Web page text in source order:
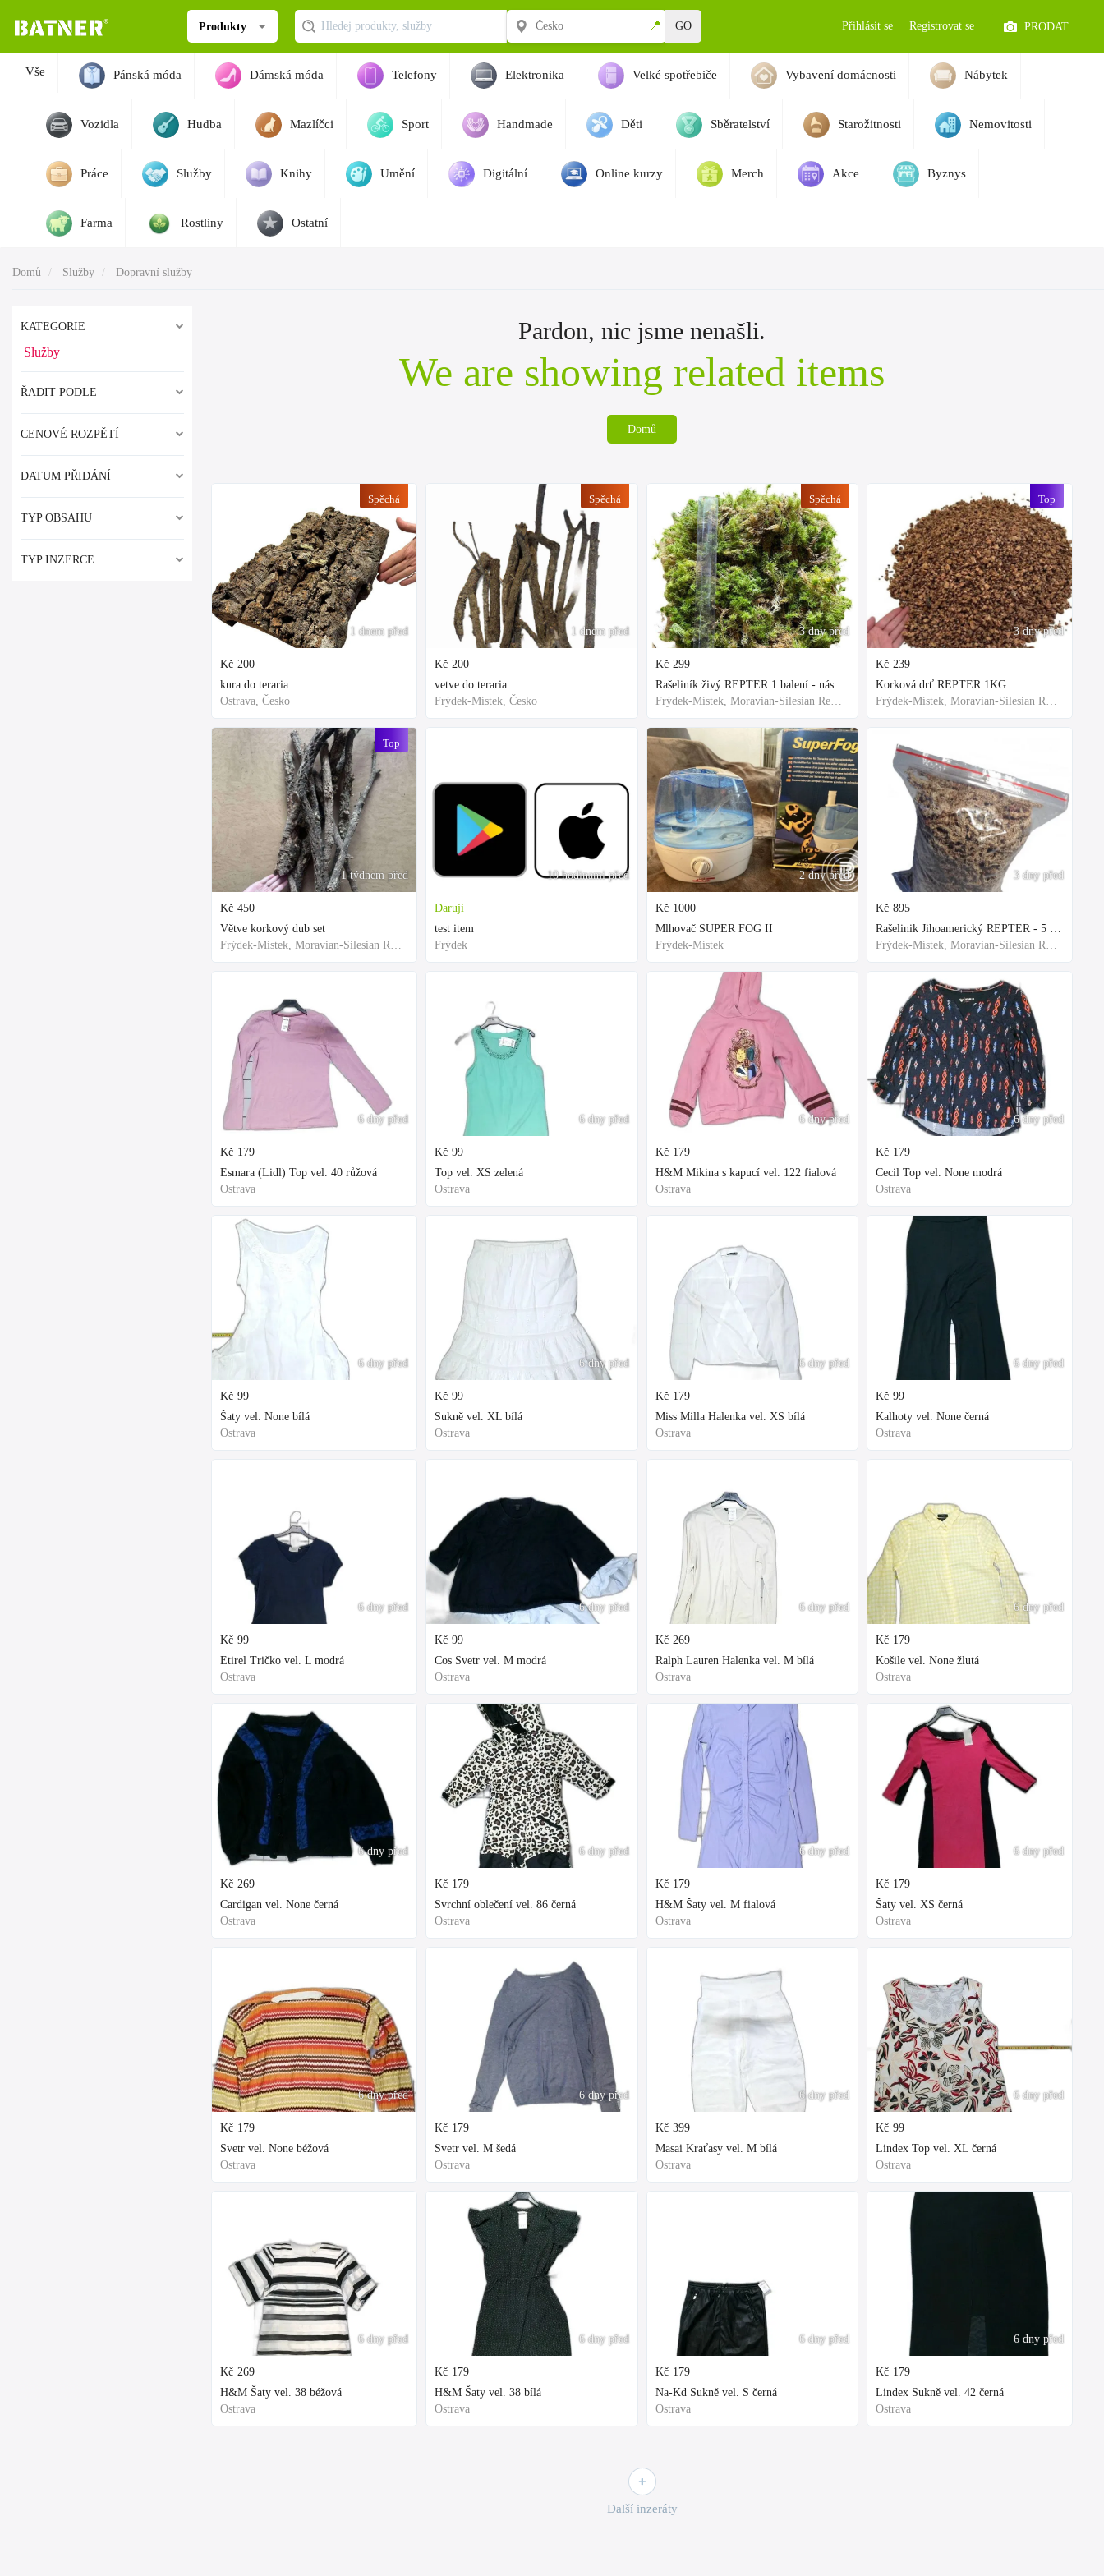
Produkty 📍 GO Přihlásit se Registrovat se PRODAT
Vše Pánská móda Dámská móda Telefony Elektronika Velké spotřebiče Vybavení domácnosti Nábytek
Vozidla Hudba Mazlíčci Sport Handmade Děti Sběratelství Starožitnosti Nemovitosti
Práce Služby Knihy Umění Digitální Online kurzy Merch Akce Byznys
Farma Rostliny Ostatní
Domů Služby Dopravní služby
KATEGORIE
Služby
ŘADIT PODLE
CENOVÉ ROZPĚTÍ
DATUM PŘIDÁNÍ
TYP OBSAHU
TYP INZERCE
Pardon, nic jsme nenašli.
We are showing related items
Domů
1 dnem před
Spěchá
Kč 200
kura do teraria
Ostrava, Česko
1 týdnem před
Top
Kč 450
Větve korkový dub set
Frýdek-Místek, Moravian-Silesian Region,Others
6 dny před
Kč 179
Esmara (Lidl) Top vel. 40 růžová
Ostrava
6 dny před
Kč 99
Šaty vel. None bílá
Ostrava
6 dny před
Kč 99
Etirel Tričko vel. L modrá
Ostrava
6 dny před
Kč 269
Cardigan vel. None černá
Ostrava
6 dny před
Kč 179
Svetr vel. None béžová
Ostrava
6 dny před
Kč 269
H&M Šaty vel. 38 béžová
Ostrava
1 dnem před
Spěchá
Kč 200
vetve do teraria
Frýdek-Místek, Česko
10 hodinami před
Daruji
test item
Frýdek
6 dny před
Kč 99
Top vel. XS zelená
Ostrava
6 dny před
Kč 99
Sukně vel. XL bílá
Ostrava
6 dny před
Kč 99
Cos Svetr vel. M modrá
Ostrava
6 dny před
Kč 179
Svrchní oblečení vel. 86 černá
Ostrava
6 dny před
Kč 179
Svetr vel. M šedá
Ostrava
6 dny před
Kč 179
H&M Šaty vel. 38 bílá
Ostrava
3 dny před
Spěchá
Kč 299
Rašeliník živý REPTER 1 balení - násada, TOP kvalita 30cm-30cm-8cm
Frýdek-Místek, Moravian-Silesian Region,Others
2 dny před
Kč 1000
Mlhovač SUPER FOG II
Frýdek-Místek
6 dny před
Kč 179
H&M Mikina s kapucí vel. 122 fialová
Ostrava
6 dny před
Kč 179
Miss Milla Halenka vel. XS bílá
Ostrava
6 dny před
Kč 269
Ralph Lauren Halenka vel. M bílá
Ostrava
6 dny před
Kč 179
H&M Šaty vel. M fialová
Ostrava
6 dny před
Kč 399
Masai Kraťasy vel. M bílá
Ostrava
6 dny před
Kč 179
Na-Kd Sukně vel. S černá
Ostrava
3 dny před
Top
Kč 239
Korková drť REPTER 1KG
Frýdek-Místek, Moravian-Silesian Region,Others
3 dny před
Kč 895
Rašelinik Jihoamerický REPTER - 5 balení - 500g -
Frýdek-Místek, Moravian-Silesian Region,Others
6 dny před
Kč 179
Cecil Top vel. None modrá
Ostrava
6 dny před
Kč 99
Kalhoty vel. None černá
Ostrava
6 dny před
Kč 179
Košile vel. None žlutá
Ostrava
6 dny před
Kč 179
Šaty vel. XS černá
Ostrava
6 dny před
Kč 99
Lindex Top vel. XL černá
Ostrava
6 dny před
Kč 179
Lindex Sukně vel. 42 černá
Ostrava
Další inzeráty